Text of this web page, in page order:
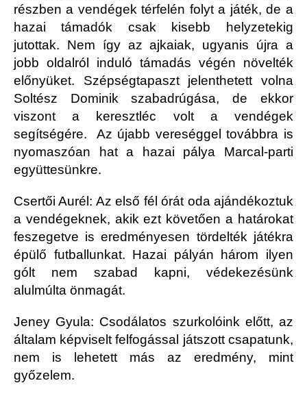
részben a vendégek térfelén folyt a játék, de a
hazai támadók csak kisebb helyzetekig
jutottak. Nem így az ajkaiak, ugyanis újra a
jobb oldalról induló támadás végén növelték
előnyüket. Szépségtapaszt jelenthetett volna
Soltész Dominik szabadrúgása, de ekkor
viszont a keresztléc volt a vendégek
segítségére. Az újabb vereséggel továbbra is
nyomaszóan hat a hazai pálya Marcal-parti
együttesünkre.
Csertői Aurél: Az első fél órát oda ajándékoztuk
a vendégeknek, akik ezt követően a határokat
feszegetve is eredményesen tördelték játékra
épülő futballunkat. Hazai pályán három ilyen
gólt nem szabad kapni, védekezésünk
alulmúlta önmagát.
Jeney Gyula: Csodálatos szurkolóink előtt, az
általam képviselt felfogással játszott csapatunk,
nem is lehetett más az eredmény, mint
győzelem.